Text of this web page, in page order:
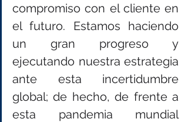
compromiso con el cliente en
el futuro. Estamos haciendo
un gran progreso y
ejecutando nuestra estrategia
ante esta incertidumbre
global; de hecho, de frente a
esta pandemia mundial